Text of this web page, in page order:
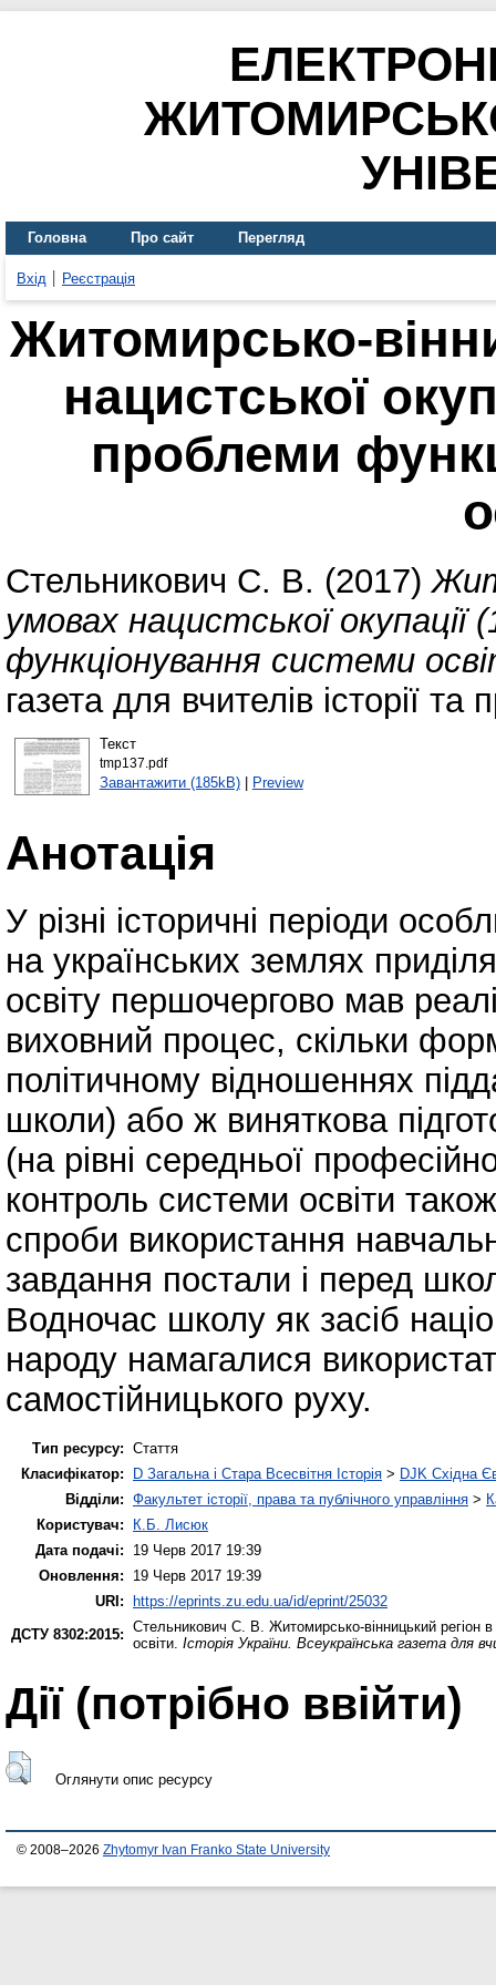
Головна Про сайт Перегляд
Вхід Реєстрація
Житомирсько-
нацистської
проблеми
Стельникович С. В. (2017)
умовах нацистської
функціонування системи
газета для вчителів історії
Текст
tmp137.pdf
Завантажити (185kB)| Preview
Анотація
У різні історичні періоди
на українських землях
освіту першочергово мав
виховний процес, скільки
політичному відношеннях
школи) або ж виняткова
(на рівні середньої
контроль системи освіти
спроби використання
завдання постали і перед
Водночас школу як засіб
народу намагалися
самостійницького руху.
Тип ресурсу: Стаття
Класифікатор:
D Загальна і Стара Всесвітня Історія > DJK Східна
Відділи: Факультет історії, права та публічного управління >
Користувач:
К.Б. Лисюк
Дата подачі:
19 Черв 2017 19:39
Оновлення:
19 Черв 2017 19:39
URI: https://eprints.zu.edu.ua/id/eprint/25032
ДСТУ 8302:2015: Стельникович С. В. Житомирсько-вінницький регіон
освіти. Історія України. Всеукраїнська газета для
Дії ​​(потрібно ввійти)
Оглянути опис ресурсу
© 2008–2026 Zhytomyr Ivan Franko State University